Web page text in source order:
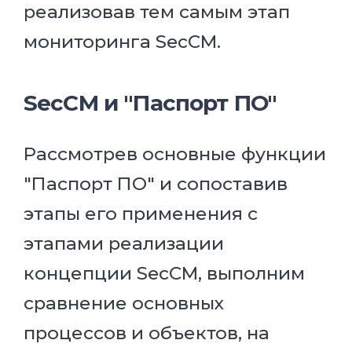
реализовав тем самым этап
мониторинга SecCM.
SecCM и "Паспорт ПО"
Рассмотрев основные функции
"Паспорт ПО" и сопоставив
этапы его применения с
этапами реализации
концепции SecCM, выполним
сравнение основных
процессов и объектов, на